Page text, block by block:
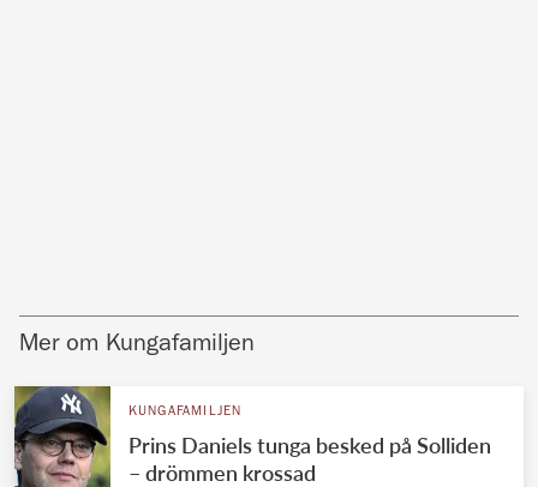
Mer om Kungafamiljen
KUNGAFAMILJEN
Prins Daniels tunga besked på Solliden
– drömmen krossad